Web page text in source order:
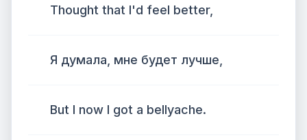
Thought that I'd feel better,
Я думала, мне будет лучше,
But I now I got a bellyache.